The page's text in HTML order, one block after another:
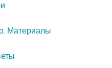
Материалы